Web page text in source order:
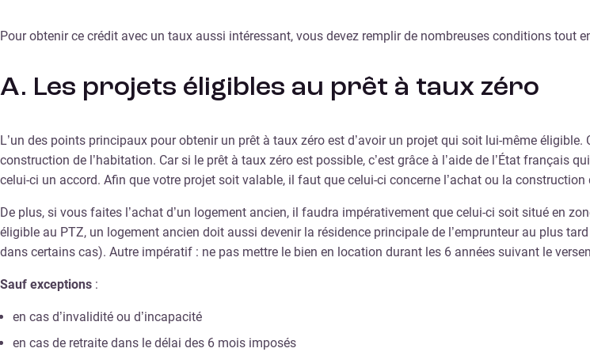
Pour obtenir ce crédit avec un taux aussi intéressant, vous devez remplir de nombreuses conditions
A. Les projets éligibles au prêt à taux zéro
L’un des points principaux pour obtenir un prêt à taux zéro est d’avoir un projet qui soit lui-même
construction de l’habitation. Car si le prêt à taux zéro est possible, c’est grâce à l’aide de l’État français
celui-ci un accord. Afin que votre projet soit valable, il faut que celui-ci concerne l’achat ou la
De plus, si vous faites l’achat d’un logement ancien, il faudra impérativement que celui-ci soit situé en
éligible au PTZ, un logement ancien doit aussi devenir la résidence principale de l’emprunteur au plus
dans certains cas). Autre impératif : ne pas mettre le bien en location durant les 6 années suivant le
Sauf exceptions :
en cas d’invalidité ou d’incapacité
en cas de retraite dans le délai des 6 mois imposés